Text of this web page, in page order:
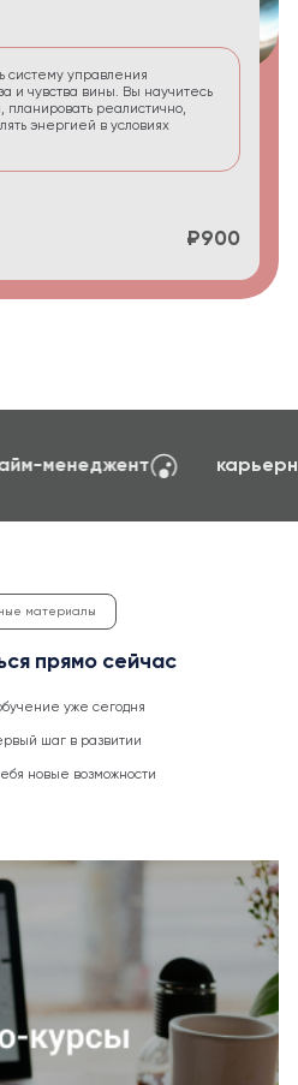
систему управления
и чувства вины. Вы научитесь
планировать реалистично,
энергией в условиях
₽900
TILDA психология
материалы
прямо сейчас
уже сегодня
шаг в развитии
новые возможности